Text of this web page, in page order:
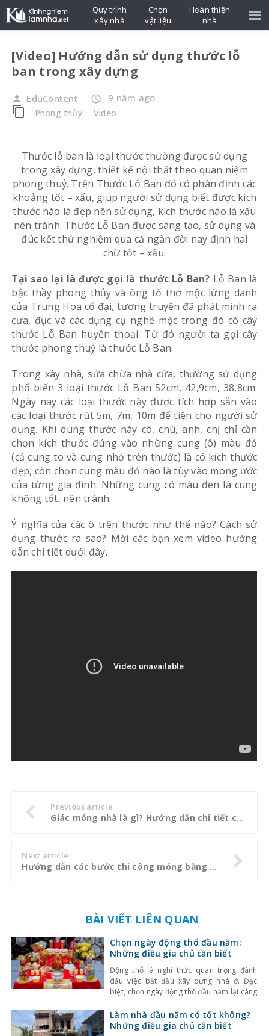
[Video] Hướng dẫn sử dụng thước lỗ
ban trong xây dựng
person EduContent access_time 9 năm ago
content_copy Phong thủy Video
Thước lỗ ban là loại thước thường được sử dụng
trong xây dựng, thiết kế nội thất theo quan niệm
phong thuỷ. Trên Thước Lỗ Ban đó có phân định các
khoảng tốt – xấu, giúp người sử dụng biết được kích
thước nào là đẹp nên sử dụng, kích thước nào là xấu
nên tránh. Thước Lỗ Ban được sáng tạo, sử dụng và
đúc kết thử nghiệm qua cả ngàn đời nay định hai
chữ tốt – xấu.
Tại sao lại là được gọi là thước Lỗ Ban? Lỗ Ban là
bậc thầy phong thủy và ông tổ thợ mộc lừng danh
của Trung Hoa cổ đại, tương truyền đã phát minh ra
cưa, đục và các dụng cụ nghề mộc trong đó có cây
thước Lỗ Ban huyền thoại. Từ đó người ta gọi cây
thước phong thuỷ là thước Lỗ Ban.
Trong xây nhà, sửa chữa nhà cửa, thường sử dụng
phổ biến 3 loại thước Lỗ Ban 52cm, 42,9cm, 38,8cm.
Ngày nay các loại thước này được tích hợp sẵn vào
các loại thước rút 5m, 7m, 10m để tiện cho người sử
dụng. Khi dùng thước này cô, chú, anh, chị chỉ cần
chọn kích thước đúng vào những cung (ô) màu đỏ
(cả cung to và cung nhỏ trên thước) là có kích thước
đẹp, còn chọn cung màu đỏ nào là tùy vào mong ước
của từng gia đình. Những cung có màu đen là cung
không tốt, nên tránh.
Ý nghĩa của các ô trên thước như thế nào? Cách sử
dụng thước ra sao? Mời các bạn xem video hướng
dẫn chi tiết dưới đây.
Previous article
Giác móng nhà là gì? Hướng dẫn chi tiết cách giác móng nhà
Next article
Hướng dẫn các bước thi công móng băng chi tiết
BÀI VIẾT LIÊN QUAN
Chọn ngày động thổ đầu năm:
Những điều gia chủ cần biết
Động thổ là nghi thức quan trọng đánh
dấu việc bắt đầu xây dựng nhà ở. Đặc
biệt, chọn ngày động thổ đầu năm lại càng
quan niệm phong thủy, khởi đầu thuận lợi
sẽ giúp quá trình thi công suôn sẻ và cuộc
Làm nhà đầu năm có tốt không?
Những điều gia chủ cần biết
Quy trình
xây nhà
Chọn
vật liệu
Hoàn thiện
nhà